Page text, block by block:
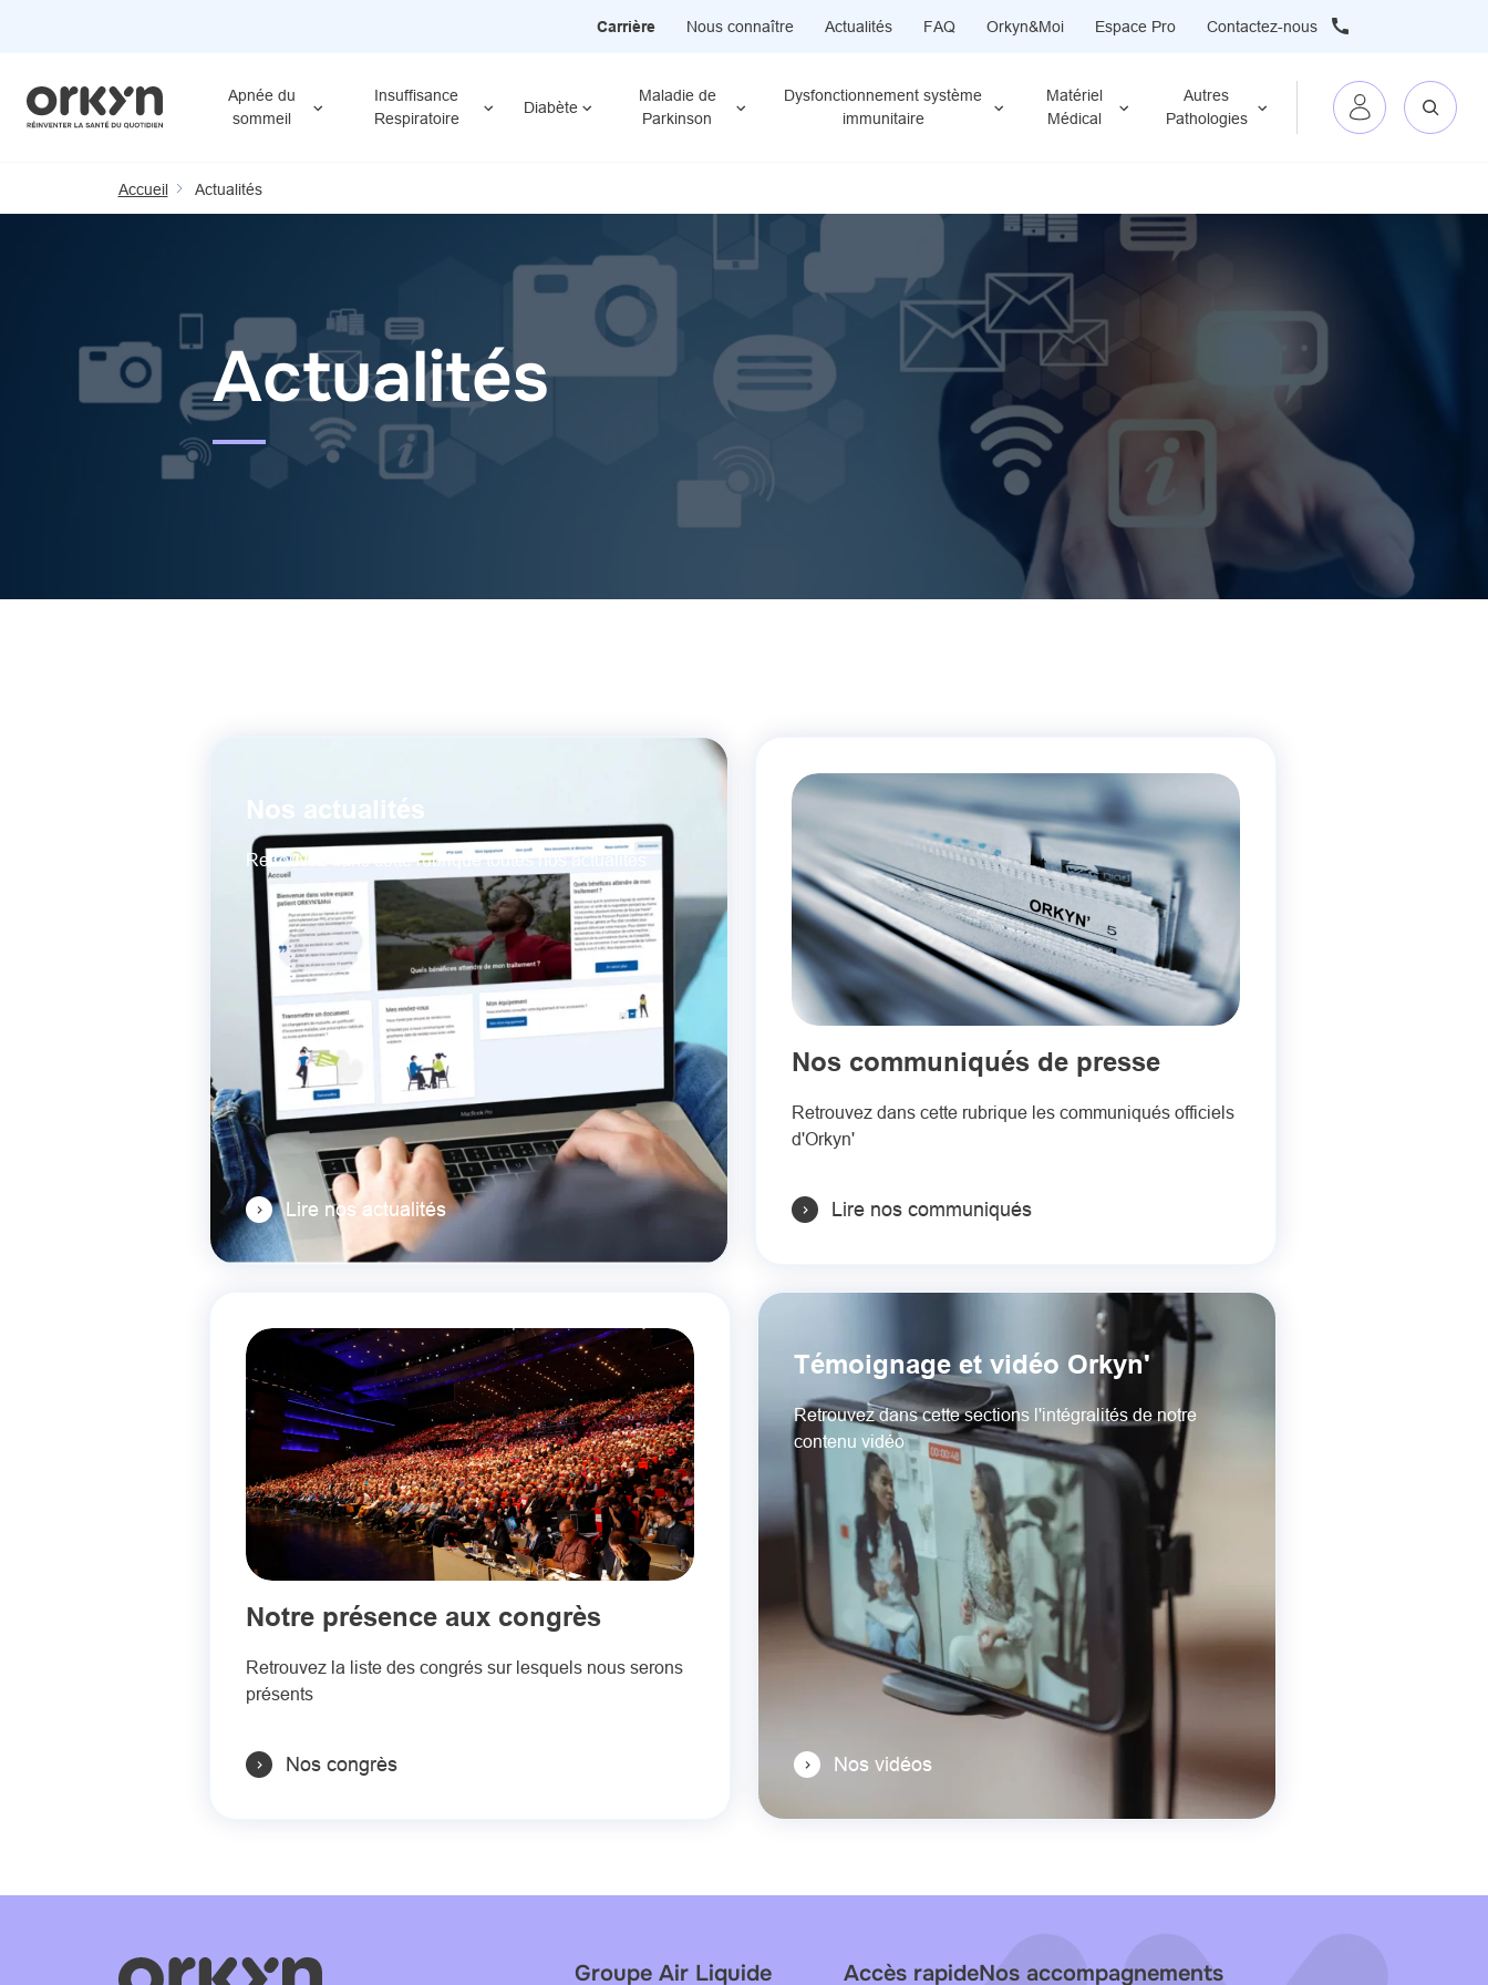
principal
Carrière Nous connaître Actualités FAQ Orkyn&Moi Espace Pro Contactez-nous
Apnée du
sommeil
Insuffisance
Respiratoire
Diabète
Maladie de
Parkinson
Dysfonctionnement système
immunitaire
Matériel
Médical
Autres
Pathologies
Accueil Actualités
Actualités
Nos actualités
Retrouvez dans cette rubrique toutes nos actualités
Lire nos actualités
Nos communiqués de presse
Retrouvez dans cette rubrique les communiqués officiels
d'Orkyn'
Lire nos communiqués
Notre présence aux congrès
Retrouvez la liste des congrés sur lesquels nous serons
présents
Nos congrès
Témoignage et vidéo Orkyn'
Retrouvez dans cette sections l'intégralités de notre
contenu vidéo
Nos vidéos
Groupe Air Liquide Accès rapideNos accompagnements